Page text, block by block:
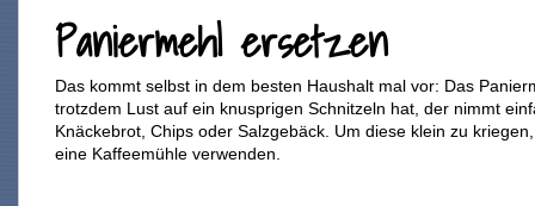
Paniermehl ersetzen
Das kommt selbst in dem besten Haushalt mal vor: Das
trotzdem Lust auf ein knusprigen Schnitzeln hat, der nimmt
Knäckebrot, Chips oder Salzgebäck. Um diese klein zu
eine Kaffeemühle verwenden.